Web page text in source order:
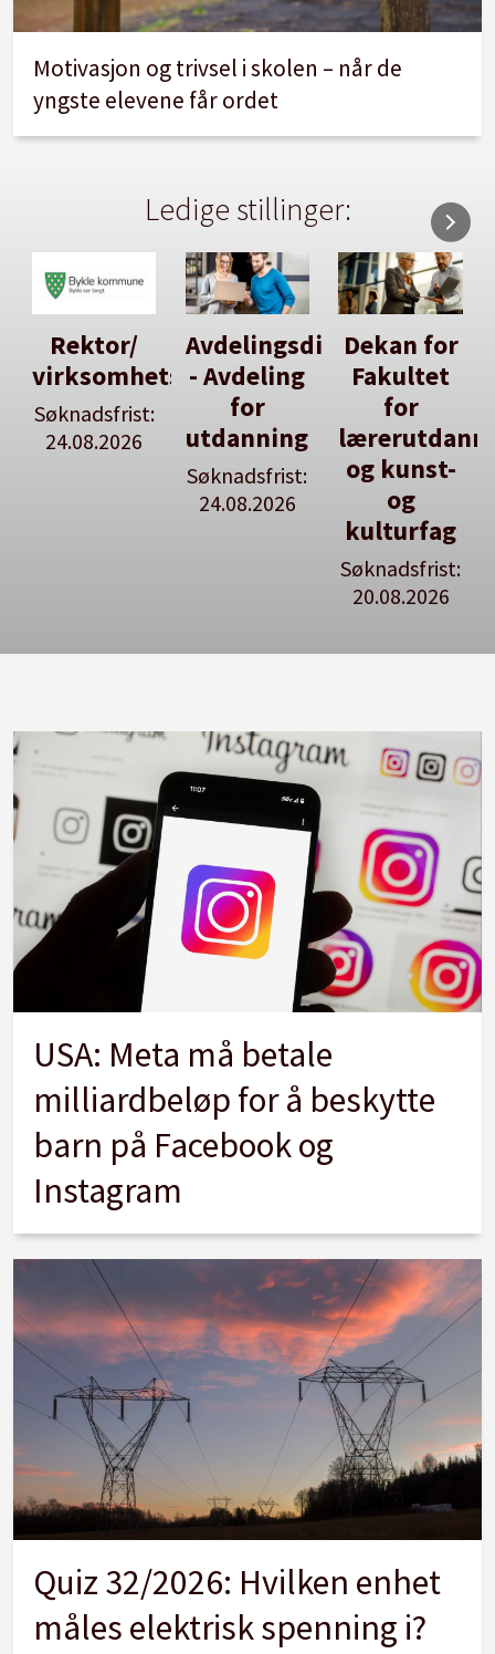
Motivasjon og trivsel i skolen – når de
yngste elevene får ordet
Ledige stillinger:
Avdelingsdirektør
- Avdeling
for
utdanning
Dekan for
Fakultet
for
lærerutdanning
og kunst-
og
Her kan
du utlyse
en ledig
stilling
Se våre
stillingspakker
USA: Meta må betale
milliardbeløp for å beskytte
barn på Facebook og
Instagram
Quiz 32/2026: Hvilken enhet
måles elektrisk spenning i?